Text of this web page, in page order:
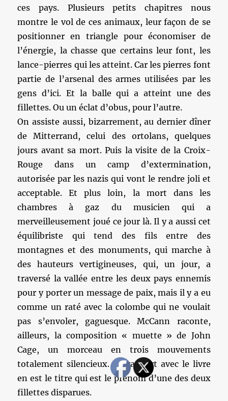
ces pays. Plusieurs petits chapitres nous
montre le vol de ces animaux, leur façon de se
positionner en triangle pour économiser de
l’énergie, la chasse que certains leur font, les
lance-pierres qui les atteint. Car les pierres font
partie de l’arsenal des armes utilisées par les
gens d’ici. Et la balle qui a atteint une des
fillettes. Ou un éclat d’obus, pour l’autre.
On assiste aussi, bizarrement, au dernier dîner
de Mitterrand, celui des ortolans, quelques
jours avant sa mort. Puis la visite de la Croix-
Rouge dans un camp d’extermination,
autorisée par les nazis qui vont le rendre joli et
acceptable. Et plus loin, la mort dans les
chambres à gaz du musicien qui a
merveilleusement joué ce jour là. Il y a aussi cet
équilibriste qui tend des fils entre des
montagnes et des monuments, qui marche à
des hauteurs vertigineuses, qui, un jour, a
traversé la vallée entre les deux pays ennemis
pour y porter un message de paix, mais il y a eu
comme un raté avec la colombe qui ne voulait
pas s’envoler, gaguesque. McCann raconte,
ailleurs, la composition « muette » de John
Cage, un morceau en trois mouvements
totalement silencieux. Le rapport avec le livre
en est le titre qui est le prénom d’une des deux
fillettes disparues.